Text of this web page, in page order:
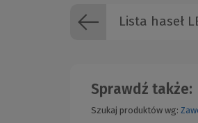
Lista haseł
Sprawdź także:
Szukaj produktów wg: